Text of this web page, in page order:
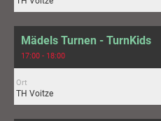
Mädels Turnen - TurnKids
17:00 - 18:00
Ort
TH Voitze